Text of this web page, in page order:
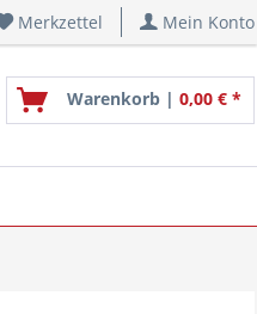
Merkzettel Mein Konto
Warenkorb | 0,00 € *